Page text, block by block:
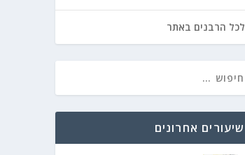
לכל הרבנים באתר
שיעורים אחרונים